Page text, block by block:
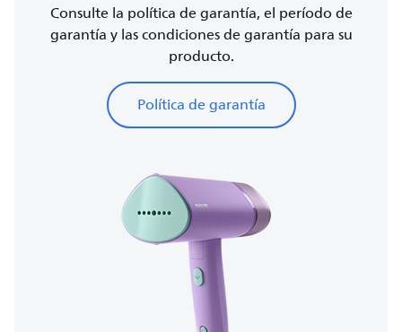
Consulte la política de garantía, el período de
garantía y las condiciones de garantía para su
producto.
Política de garantía